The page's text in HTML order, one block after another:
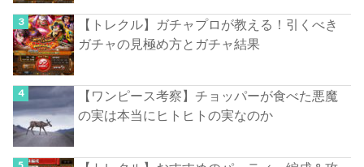
【トレクル】ガチャプロが教える！引くべき
ガチャの見極め方とガチャ結果
【ワンピース考察】チョッパーが食べた悪魔
の実は本当にヒトヒトの実なのか